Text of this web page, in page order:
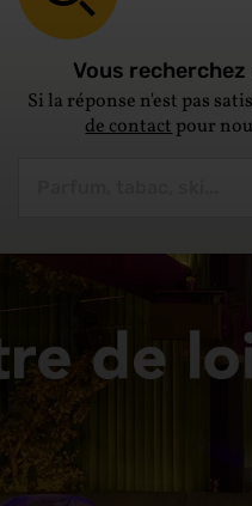
Vous
Si la réponse n'est pas
de contactpour